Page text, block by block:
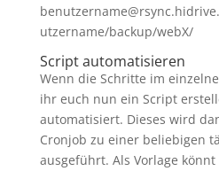
utzername/backup/webX/
Script automatisieren
Wenn die Schritte im
ihr euch nun ein Script
automatisiert. Dieses wird
Cronjob zu einer beliebigen
ausgeführt. Als Vorlage